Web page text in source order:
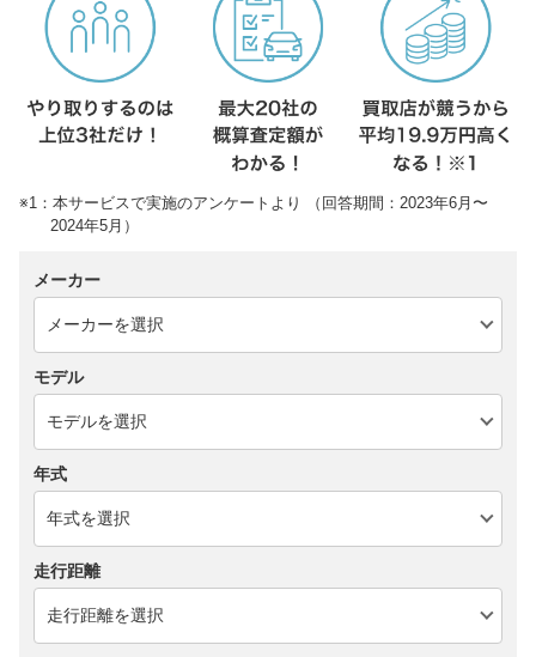
※1：本サービスで実施のアンケートより （回答期間：2023年6月〜
2024年5月）
メーカー
モデル
年式
走行距離